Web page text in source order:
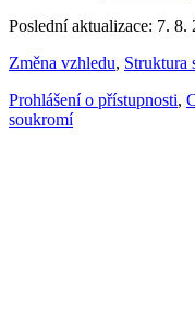
Poslední aktualizace: 7. 8.
Změna vzhledu, Struktura
Prohlášení o přístupnosti,
soukromí